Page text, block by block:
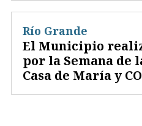
El Municipio
por la Semana de
Casa de María y
Río Grande